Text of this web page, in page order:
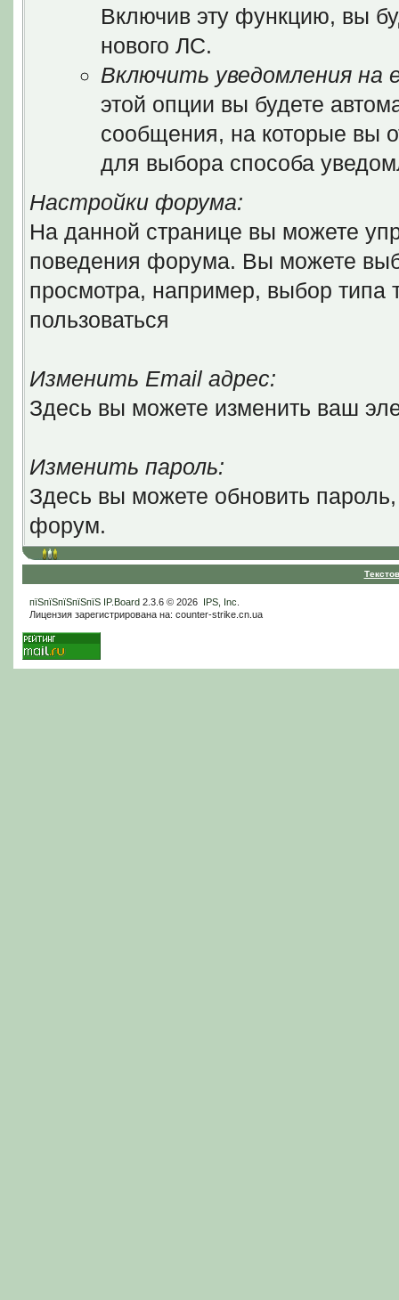
Включив эту функцию, вы
нового ЛС.
Включить уведомления на
этой опции вы будете
сообщения, на которые вы
для выбора способа
Настройки форума:
На данной странице вы можете
поведения форума. Вы можете
просмотра, например, выбор типа
пользоваться
Изменить Email адрес:
Здесь вы можете изменить ваш
Изменить пароль:
Здесь вы можете обновить
форум.
пїЅпїЅпїЅпїЅпїЅ IP.Board2.3.6 © 2026 IPS, Inc
Лицензия зарегистрирована на: counter-strike.cn.ua